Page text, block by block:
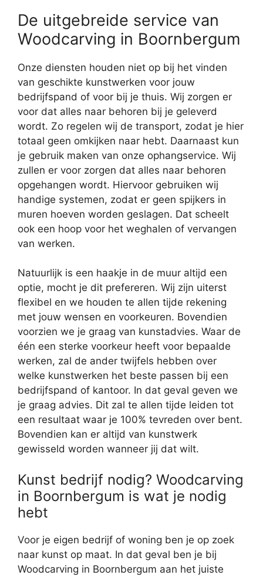
De uitgebreide service van
Woodcarving in Boornbergum
Onze diensten houden niet op bij het vinden
van geschikte kunstwerken voor jouw
bedrijfspand of voor bij je thuis. Wij zorgen er
voor dat alles naar behoren bij je geleverd
wordt. Zo regelen wij de transport, zodat je hier
totaal geen omkijken naar hebt. Daarnaast kun
je gebruik maken van onze ophangservice. Wij
zullen er voor zorgen dat alles naar behoren
opgehangen wordt. Hiervoor gebruiken wij
handige systemen, zodat er geen spijkers in
muren hoeven worden geslagen. Dat scheelt
ook een hoop voor het weghalen of vervangen
van werken.
Natuurlijk is een haakje in de muur altijd een
optie, mocht je dit prefereren. Wij zijn uiterst
flexibel en we houden te allen tijde rekening
met jouw wensen en voorkeuren. Bovendien
voorzien we je graag van kunstadvies. Waar de
één een sterke voorkeur heeft voor bepaalde
werken, zal de ander twijfels hebben over
welke kunstwerken het beste passen bij een
bedrijfspand of kantoor. In dat geval geven we
je graag advies. Dit zal te allen tijde leiden tot
een resultaat waar je 100% tevreden over bent.
Bovendien kan er altijd van kunstwerk
gewisseld worden wanneer jij dat wilt.
Kunst bedrijf nodig? Woodcarving
in Boornbergum is wat je nodig
hebt
Voor je eigen bedrijf of woning ben je op zoek
naar kunst op maat. In dat geval ben je bij
Woodcarving in Boornbergum aan het juiste